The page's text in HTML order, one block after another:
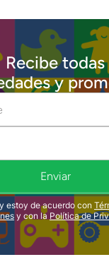
Recibe todas
y
Enviar
estoy de acuerdo con
y con la Política de